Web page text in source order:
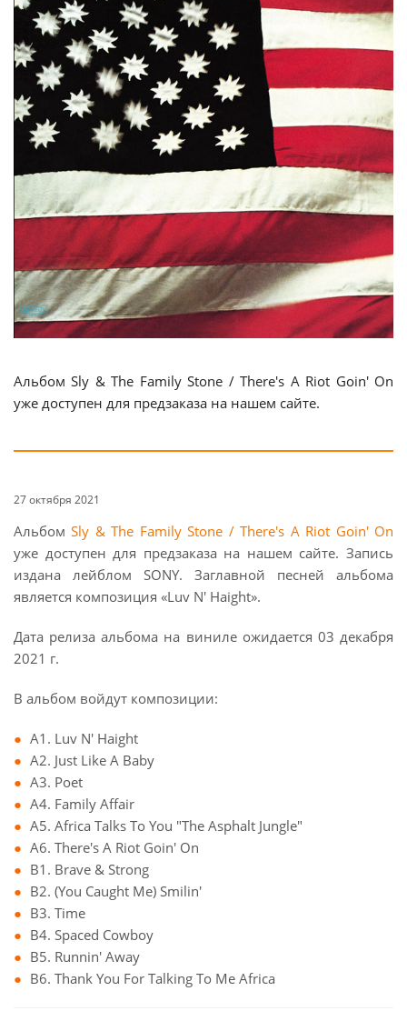
Альбом Sly & The Family Stone / There's A Riot Goin' On
уже доступен для предзаказа на нашем сайте.
27 октября 2021
АльбомSly & The Family Stone / There's A Riot Goin' On
уже доступен для предзаказа на нашем сайте. Запись
издана лейблом SONY. Заглавной песней альбома
является композиция «Luv N' Haight».
Дата релиза альбома на виниле ожидается 03 декабря
2021 г.
В альбом войдут композиции:
A1. Luv N' Haight
A2. Just Like A Baby
A3. Poet
A4. Family Affair
A5. Africa Talks To You "The Asphalt Jungle"
A6. There's A Riot Goin' On
B1. Brave & Strong
B2. (You Caught Me) Smilin'
B3. Time
B4. Spaced Cowboy
B5. Runnin' Away
B6. Thank You For Talking To Me Africa